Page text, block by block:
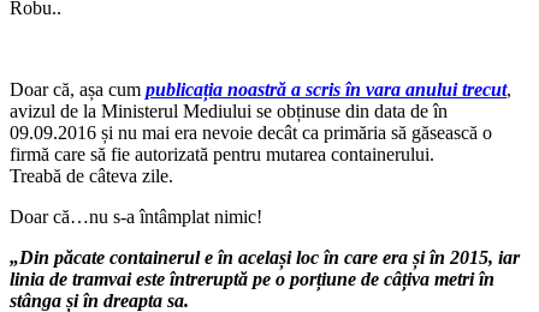
Robu..
Doar că, așa cum publicația noastră a scris în vara anului trecut,
avizul de la Ministerul Mediului se obținuse din data de în
09.09.2016 și nu mai era nevoie decât ca primăria să găsească o
firmă care să fie autorizată pentru mutarea containerului.
Treabă de câteva zile.
Doar că…nu s-a întâmplat nimic!
„Din păcate containerul e în același loc în care era și în 2015, iar
linia de tramvai este întreruptă pe o porțiune de câțiva metri în
stânga și în dreapta sa.